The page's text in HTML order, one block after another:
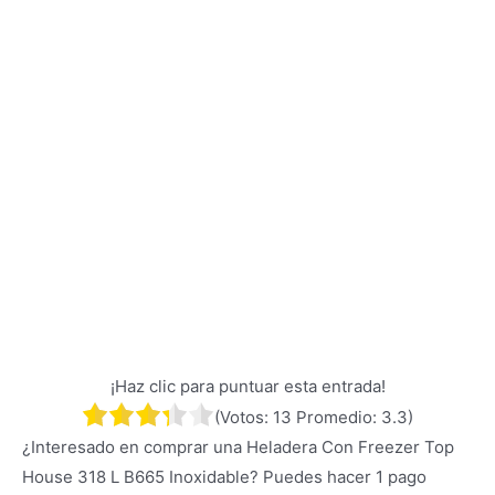
¡Haz clic para puntuar esta entrada!
(Votos: 13 Promedio: 3.3)
¿Interesado en comprar una Heladera Con Freezer Top
House 318 L B665 Inoxidable? Puedes hacer 1 pago